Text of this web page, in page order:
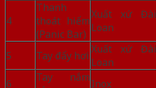
4
Thanh
thoát hiểm
(Panic Bar)
Xuất xứ Đài
Loan
5 Tay đẩy hơi Xuất xứ Đài
Loan
6
Tay nắmInox